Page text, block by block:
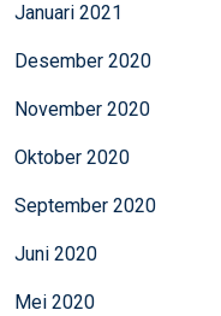
Januari 2021
Desember 2020
November 2020
Oktober 2020
September 2020
Juni 2020
Mei 2020